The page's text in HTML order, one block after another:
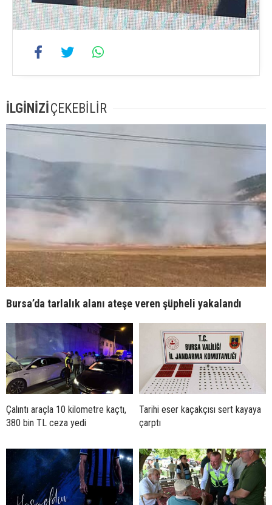
İLGİNİZİÇEKEBİLİR
Bursa’da tarlalık alanı ateşe veren şüpheli yakalandı
Çalıntı araçla 10 kilometre kaçtı,
380 bin TL ceza yedi
Tarihi eser kaçakçısı sert kayaya
çarptı